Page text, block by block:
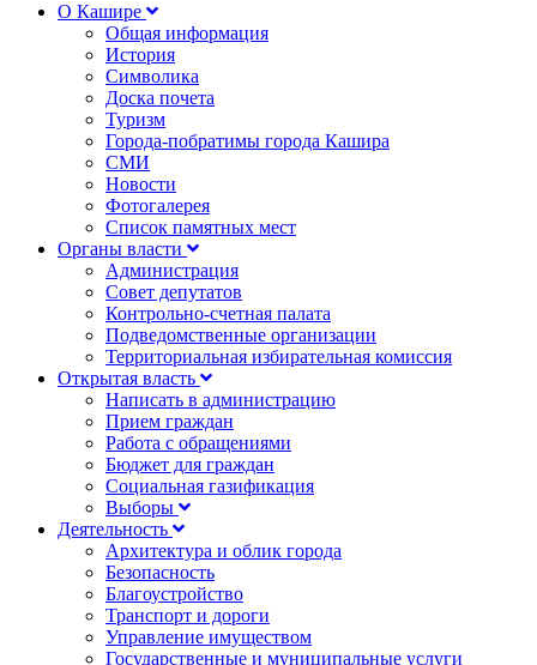
О Кашире
Общая информация
История
Символика
Доска почета
Туризм
Города-побратимы города Кашира
СМИ
Новости
Фотогалерея
Список памятных мест
Органы власти
Администрация
Совет депутатов
Контрольно-счетная палата
Подведомственные организации
Территориальная избирательная комиссия
Открытая власть
Написать в администрацию
Прием граждан
Работа с обращениями
Бюджет для граждан
Социальная газификация
Выборы
Деятельность
Архитектура и облик города
Безопасность
Благоустройство
Транспорт и дороги
Управление имуществом
Государственные и муниципальные услуги